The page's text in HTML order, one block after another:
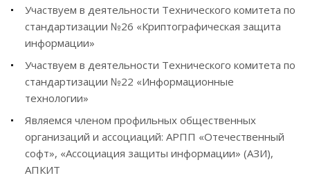
Участвуем в деятельности Технического комитета по
стандартизации №26 «Криптографическая защита
информации»
Участвуем в деятельности Технического комитета по
стандартизации №22 «Информационные
технологии»
Являемся членом профильных общественных
организаций и ассоциаций: АРПП «Отечественный
софт», «Ассоциация защиты информации» (АЗИ),
АПКИТ